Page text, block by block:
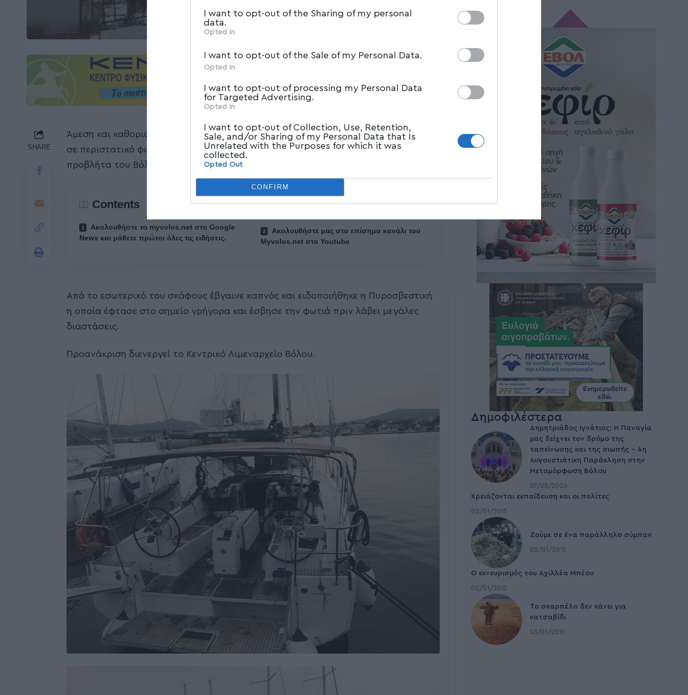
I want to opt-out of the Sharing of my personal
data.
Opted In
I want to opt-out of the Sale of my Personal Data.
Opted In
I want to opt-out of processing my Personal Data
for Targeted Advertising.
Opted In
I want to opt-out of Collection, Use, Retention,
Sale, and/or Sharing of my Personal Data that Is
Unrelated with the Purposes for which it was
collected.
Opted Out
CONFIRM
SHARE
Άμεση και καθοριστική υπήρξε η παρέμβαση της Πυροσβεστικής Υπηρεσίας Βόλου
σε περιστατικό φωτιάς σε ιστιοπλοϊκό σκάφος, ελλιμενισμένο στην κεντρική
προβλήτα του Βόλου σήμερα το 5.15 το απόγευμα.
Contents
Ακολουθήστε το myvolos.net στο Google
News και μάθετε πρώτοι όλες τις ειδήσεις.
Ακολουθήστε μας στο επίσημο κανάλι του
Myvolos.net στο Youtube
Από το εσωτερικό του σκάφους έβγαινε καπνός και ειδοποιήθηκε η Πυροσβεστική
η οποία έφτασε στο σημείο γρήγορα και έσβησε την φωτιά πριν λάβει μεγάλες
διαστάσεις.
Προανάκριση διενεργεί το Κεντρικό Λιμεναρχείο Βόλου.
Δημοφιλέστερα
Δημητριάδος Ιγνάτιος: Η Παναγία
μας δείχνει τον δρόμο της
ταπείνωσης και της σιωπής – 4η
Αυγουστιάτικη Παράκληση στην
Μεταμόρφωση Βόλου
07/08/2026
Χρειάζονται εκπαίδευση και οι πολίτες
02/01/2015
Ζούμε σε ένα παράλληλο σύμπαν
02/01/2015
Ο εκνευρισμός του Αχιλλέα Μπέου
02/01/2015
To σκαρπέλο δεν κάνει για
κατσαβίδι
03/01/2015